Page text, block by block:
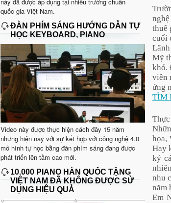
quốc gia Việt Nam.
ĐÀN PHÍM SÁNG HƯỚNG DẪN TỰ
HỌC KEYBOARD, PIANO
Video này được thực hiện cách đây 15 năm
nhưng hiện nay với sự kết hợp với công nghệ 4.0
mô hình tự học bằng đàn phím sáng đang được
phát triển lên tầm cao mới.
10.000 PIANO HÀN QUỐC TẶNG
VIỆT NAM ĐÃ KHÔNG ĐƯỢC SỬ
DỤNG HIỆU QUẢ
thuê
cuối
Mỹ
khó.
viên
ứng
TÌM
họa,
Hay
ký
nhu
năm
Em